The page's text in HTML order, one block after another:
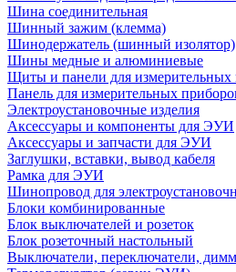
Шина соединительная
Шинный зажим (клемма)
Шинодержатель (шинный изолятор)
Шины медные и алюминиевые
Щиты и панели для измерительных
Панель для измерительных
Электроустановочные изделия
Аксессуары и компоненты для ЭУИ
Аксессуары и запчасти для ЭУИ
Заглушки, вставки, вывод кабеля
Рамка для ЭУИ
Шинопровод для
Блоки комбинированные
Блок выключателей и розеток
Блок розеточный настольный
Выключатели, переключатели,